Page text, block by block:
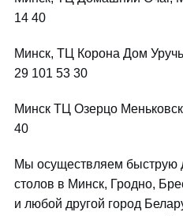
14 40
Минск, ТЦ Корона Дом
29 101 53 30
Минск ТЦ Озерцо
40
Мы осуществляем быструю
столов в Минск, Гродно,
и любой другой город